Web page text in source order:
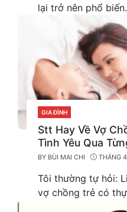
lại trở nên phổ
CATEGORIES
GIA ĐÌNH
Stt Hay Về Vợ
Tình Yêu Qua
BY BÙI MAI CHI THÁNG
Tôi thường tự hỏi:
vợ chồng trẻ có